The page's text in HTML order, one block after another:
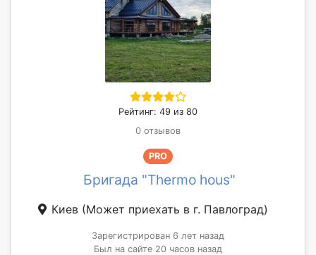
Рейтинг: 49 из 80
0 отзывов
PRO
Бригада "Thermo hous"
Киев (Может приехать в г. Павлоград)
Зарегистрирован 6 лет назад
Был на сайте 20 часов назад